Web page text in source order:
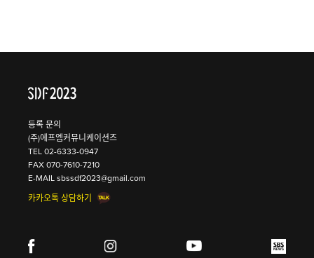
등록 문의
(주)에프엠커뮤니케이션즈
TEL02-6333-0947
FAX 070-7610-7210
E-MAILsbssdf2023@gmail.com
카카오톡 상담하기